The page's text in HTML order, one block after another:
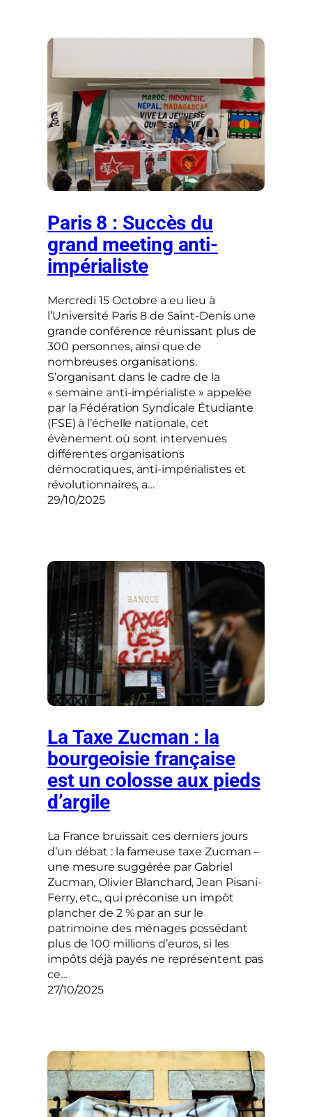
Paris 8 : Succès du
grand meeting anti-
impérialiste
Mercredi 15 Octobre a eu lieu à
l’Université Paris 8 de Saint-Denis une
grande conférence réunissant plus de
300 personnes, ainsi que de
nombreuses organisations.
S’organisant dans le cadre de la
« semaine anti-impérialiste » appelée
par la Fédération Syndicale Étudiante
(FSE) à l’échelle nationale, cet
évènement où sont intervenues
différentes organisations
démocratiques, anti-impérialistes et
révolutionnaires, a…
29/10/2025
La Taxe Zucman : la
bourgeoisie française
est un colosse aux pieds
d’argile
La France bruissait ces derniers jours
d’un débat : la fameuse taxe Zucman –
une mesure suggérée par Gabriel
Zucman, Olivier Blanchard, Jean Pisani-
Ferry, etc., qui préconise un impôt
plancher de 2 % par an sur le
patrimoine des ménages possédant
plus de 100 millions d’euros, si les
impôts déjà payés ne représentent pas
ce…
27/10/2025